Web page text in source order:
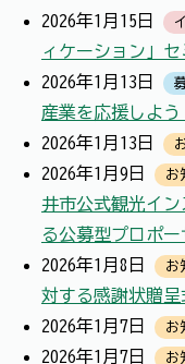
2026年1月15日
ィケーション」
2026年1月13日
産業を応援しよう
2026年1月13日
2026年1月9日
お
井市公式観光イ
る公募型プロポ
2026年1月8日
お
対する感謝状贈呈
2026年1月7日
お
2026年1月7日
お